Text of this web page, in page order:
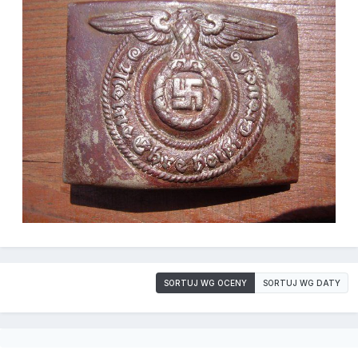
SORTUJ WG OCENY SORTUJ WG DATY